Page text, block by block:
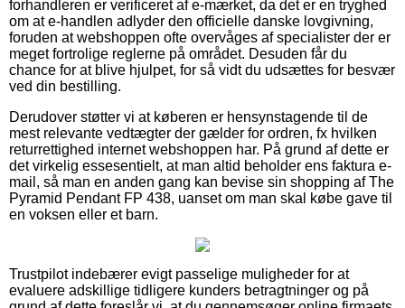
forhandleren er verificeret af e-mærket, da det er en tryghed
om at e-handlen adlyder den officielle danske lovgivning,
foruden at webshoppen ofte overvåges af specialister der er
meget fortrolige reglerne på området. Desuden får du
chance for at blive hjulpet, for så vidt du udsættes for besvær
ved din bestilling.
Derudover støtter vi at køberen er hensynstagende til de
mest relevante vedtægter der gælder for ordren, fx hvilken
returrettighed internet webshoppen har. På grund af dette er
det virkelig essesentielt, at man altid beholder ens faktura e-
mail, så man en anden gang kan bevise sin shopping af The
Pyramid Pendant FP 438, uanset om man skal købe gave til
en voksen eller et barn.
Trustpilot indebærer evigt passelige muligheder for at
evaluere adskillige tidligere kunders betragtninger og på